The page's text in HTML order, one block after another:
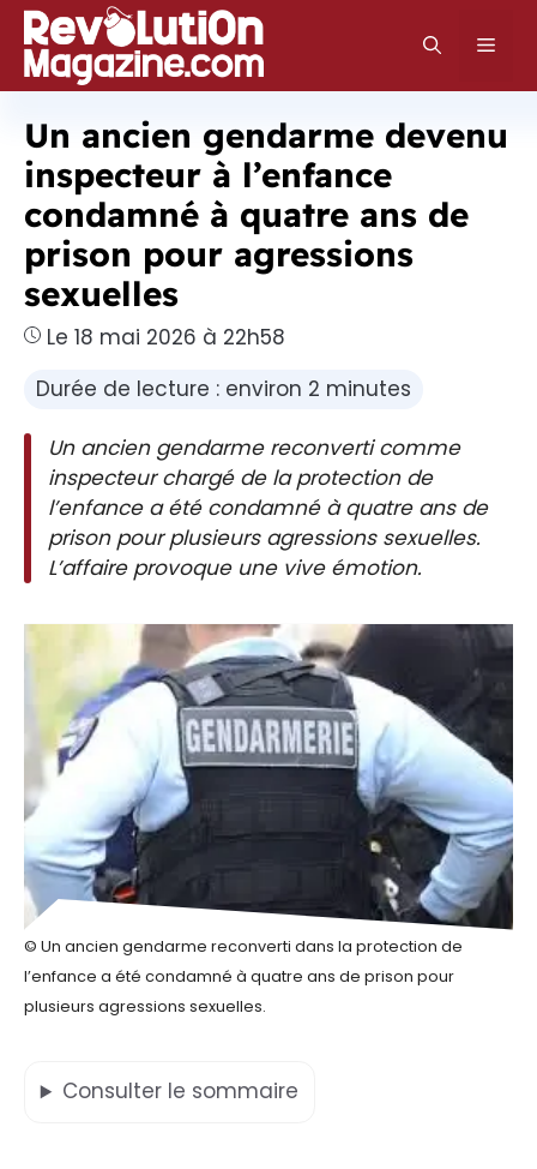
Aller
au
contenu
Un ancien gendarme devenu
inspecteur à l’enfance
condamné à quatre ans de
prison pour agressions
sexuelles
Le 18 mai 2026 à 22h58
Durée de lecture : environ 2 minutes
Un ancien gendarme reconverti comme
inspecteur chargé de la protection de
l’enfance a été condamné à quatre ans de
prison pour plusieurs agressions sexuelles.
L’affaire provoque une vive émotion.
© Un ancien gendarme reconverti dans la protection de
l’enfance a été condamné à quatre ans de prison pour
plusieurs agressions sexuelles.
Consulter le sommaire